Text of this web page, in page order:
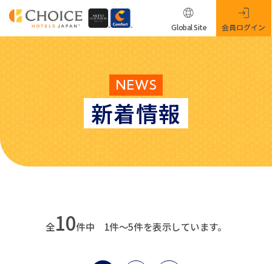
NEWS
新着情報
Global Site 会員ログイン
全10件中 1件～5件を表示しています。